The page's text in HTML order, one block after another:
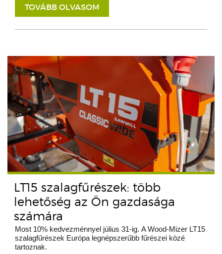
TOVÁBB OLVASOM
LT15 szalagfűrészek: több
lehetőség az Ön gazdasága
számára
Most 10% kedvezménnyel július 31-ig. A Wood-Mizer LT15
szalagfűrészek Európa legnépszerűbb fűrészei közé
tartoznak.